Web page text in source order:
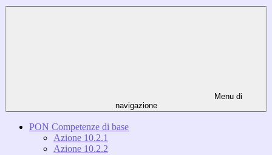
Menu di
navigazione
PON Competenze di base
Azione 10.2.1
Azione 10.2.2